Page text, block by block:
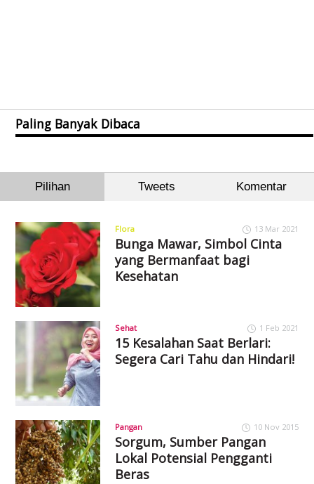
Paling Banyak Dibaca
Pilihan Tweets Komentar
Flora 13 Mar 2021
Bunga Mawar, Simbol Cinta
yang Bermanfaat bagi
Kesehatan
Sehat 1 Feb 2021
15 Kesalahan Saat Berlari:
Segera Cari Tahu dan Hindari!
Pangan 10 Nov 2015
Sorgum, Sumber Pangan
Lokal Potensial Pengganti
Beras